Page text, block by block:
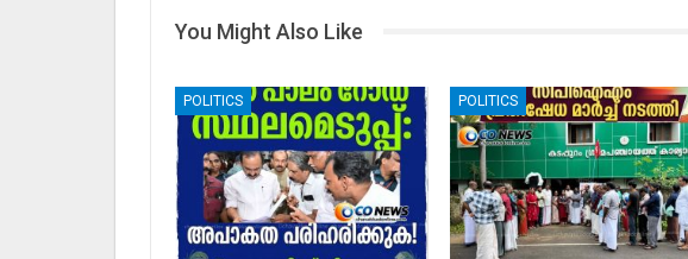
You Might Also Like
POLITICS POLITICS